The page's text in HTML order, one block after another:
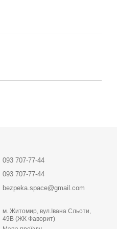
093 707-77-44
093 707-77-44
bezpeka.space@gmail.com
м. Житомир, вул.Івана Сльоти,
49В (ЖК Фаворит)